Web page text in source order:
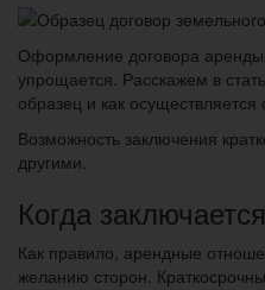
Оформление договора аренды
упрощается. Расскажем в
образец и как
Возможность заключения
другими.
Когда
Как правило, арендные
желанию сторон.